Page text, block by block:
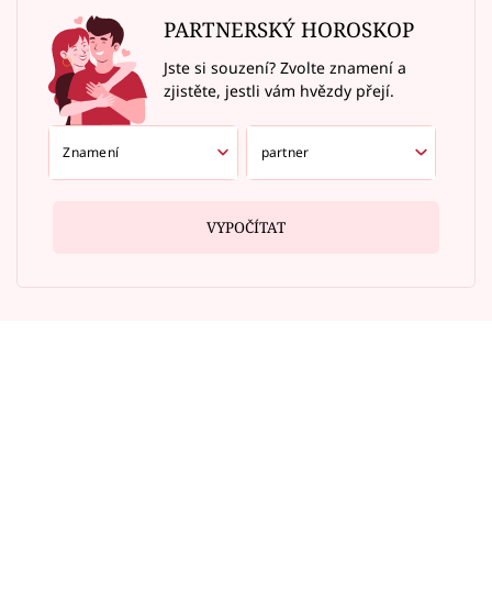
PARTNERSKÝ HOROSKOP
Jste si souzení? Zvolte znamení a
zjistěte, jestli vám hvězdy přejí.
VYPOČÍTAT